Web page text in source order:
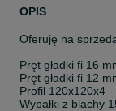
OPIS
Oferuję na
Pręt gładki fi 16
Pręt gładki fi 12
Profil 120x120x4 -
Wypałki z blachy